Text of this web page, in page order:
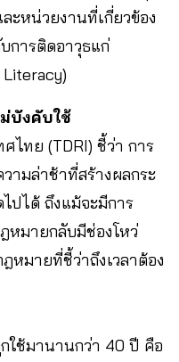
ะหน่วยงานที่เกี่ยวข้อง
การติดอาวุธแก่
บังคับใช้
ไทย (TDRI) ชี้ว่า การ
ามล่าช้าที่สร้างผลกระ
ปได้ ถึงแม้จะมีการ
หมายกลับมีช่องโหว่
หมายที่ชี้ว่าถึงเวลาต้อง
ใช้มานานกว่า 40 ปี คือ